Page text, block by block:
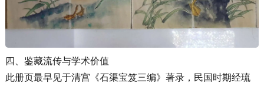
四、鉴藏流传与学术价值
此册页最早见于清宫《石渠宝笈三编》著录，民国时期经琉